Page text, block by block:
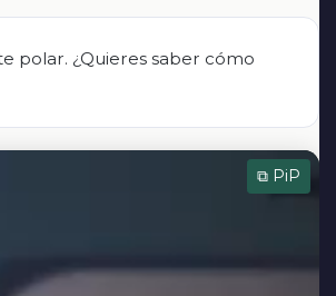
polar. ¿Quieres saber cómo
⧉ PiP